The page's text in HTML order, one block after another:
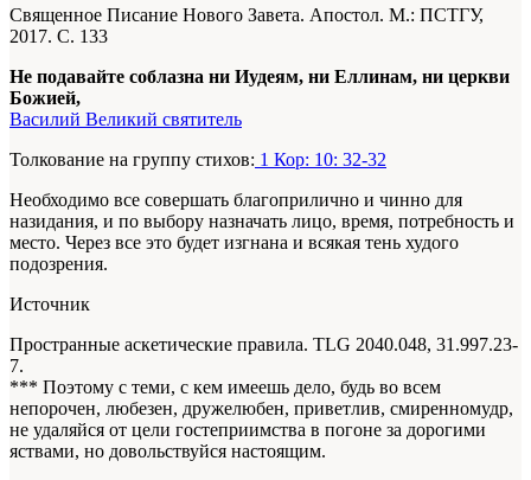
Священное Писание Нового Завета. Апостол. М.: ПСТГУ,
2017. С. 133
Не подавайте соблазна ни Иудеям, ни Еллинам, ни церкви
Божией,
Василий Великий святитель
Толкование на группу стихов: 1 Кор: 10: 32-32
Необходимо все совершать благоприлично и чинно для
назидания, и по выбору назначать лицо, время, потребность и
место. Через все это будет изгнана и всякая тень худого
подозрения.
Источник
Пространные аскетические правила. TLG 2040.048, 31.997.23-
7.
*** Поэтому с теми, с кем имеешь дело, будь во всем
непорочен, любезен, дружелюбен, приветлив, смиренномудр,
не удаляйся от цели гостеприимства в погоне за дорогими
яствами, но довольствуйся настоящим.